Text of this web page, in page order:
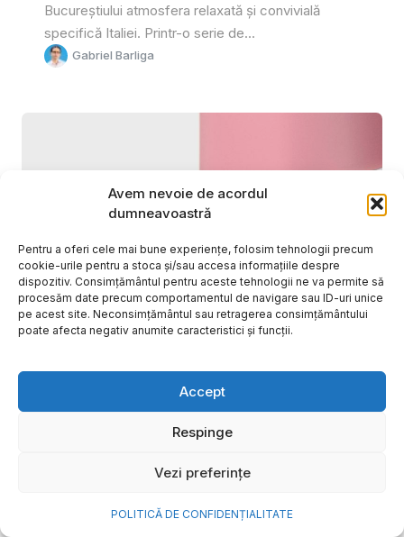
Avem nevoie de acordul
dumneavoastră
Pentru a oferi cele mai bune experiențe, folosim tehnologii precum
cookie-urile pentru a stoca și/sau accesa informațiile despre
dispozitiv. Consimțământul pentru aceste tehnologii ne va permite să
procesăm date precum comportamentul de navigare sau ID-uri unice
pe acest site. Neconsimțământul sau retragerea consimțământului
poate afecta negativ anumite caracteristici și funcții.
Accept
Respinge
Vezi preferințe
POLITICĂ DE CONFIDENȚIALITATE
Bucureștiului atmosfera relaxată și convivială
specifică Italiei. Printr-o serie de...
Gabriel Barliga
frumoase amintiri ale verii într-
o bijuterie Pandora pe care o
Vara este, pentru mulți dintre noi, anotimpul în care
vacanțe pe care le planificăm luni...